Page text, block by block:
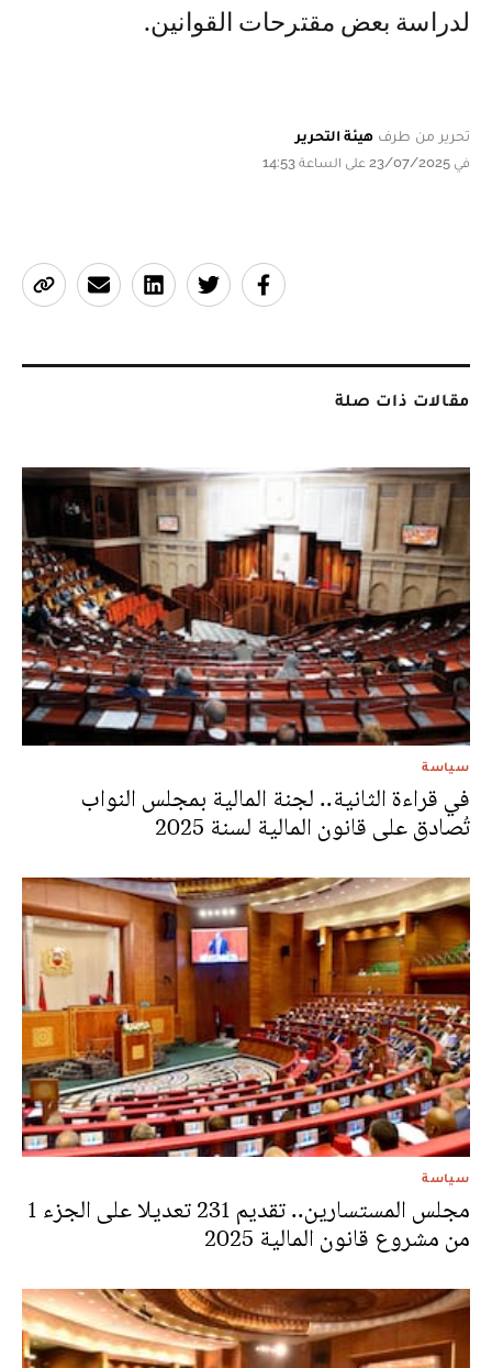
لدراسة بعض مقترحات القوانين.
تحرير من طرف هيئة التحرير
في 23/07/2025 على الساعة 14:53
مقالات ذات صلة
سياسة
في قراءة الثانية.. لجنة المالية بمجلس النواب
تُصادق على قانون المالية لسنة 2025
سياسة
مجلس المستسارين.. تقديم 231 تعديلا على الجزء 1
من مشروع قانون المالية 2025